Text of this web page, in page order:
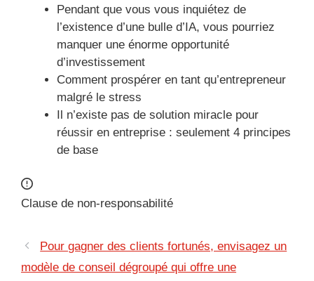
Pendant que vous vous inquiétez de
l’existence d’une bulle d’IA, vous pourriez
manquer une énorme opportunité
d’investissement
Comment prospérer en tant qu’entrepreneur
malgré le stress
Il n’existe pas de solution miracle pour
réussir en entreprise : seulement 4 principes
de base
Clause de non-responsabilité
Pour gagner des clients fortunés, envisagez un
modèle de conseil dégroupé qui offre une